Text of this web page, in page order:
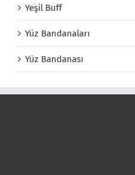
Yeşil Buff
Yüz Bandanaları
Yüz Bandanası